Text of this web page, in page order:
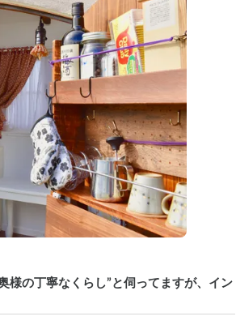
様の丁寧なくらし”と伺ってますが、イン